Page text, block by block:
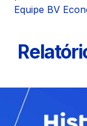
Equipe BV